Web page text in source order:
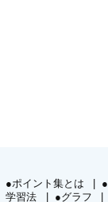
●ポイント集とは
学習法
●グラフ